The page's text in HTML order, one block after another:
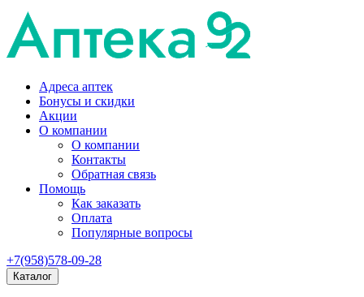
Адреса аптек
Бонусы и скидки
Акции
О компании
О компании
Контакты
Обратная связь
Помощь
Как заказать
Оплата
Популярные вопросы
+7(958)578-09-28
Каталог